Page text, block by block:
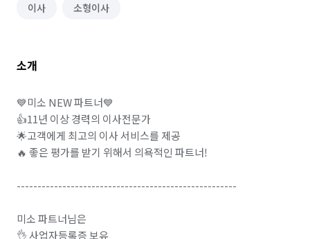
이사 소형이사
소개
💙미소 NEW 파트너💙
👍11년 이상 경력의 이사전문가
🌟고객에게 최고의 이사 서비스를 제공
🔥 좋은 평가를 받기 위해서 의욕적인 파트너!
-----------------------------------------------------
미소 파트너님은
👌 사업자등록증 보유